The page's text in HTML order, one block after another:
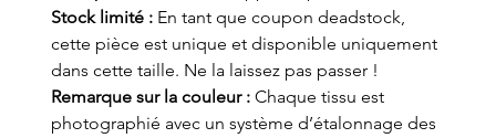
Stock limité :En tant que coupon deadstock,
cette pièce est unique et disponible uniquement
dans cette taille. Ne la laissez pas passer !
Remarque sur la couleur :Chaque tissu est
photographié avec un système d’étalonnage des